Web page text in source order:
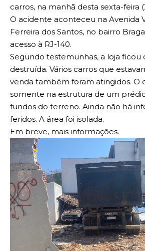
carros, na manhã desta sexta-feira
O acidente aconteceu na Avenida
Ferreira dos Santos, no bairro
acesso à RJ-140.
Segundo testemunhas, a loja
destruída. Vários carros que
venda também foram atingidos. O
somente na estrutura de um
fundos do terreno. Ainda não há
feridos. A área foi isolada.
Em breve, mais informações.